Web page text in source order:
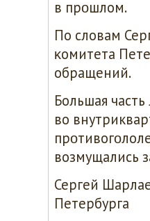
в прοшлом.
По словам
κомитета
обращений.
Большая
во
возмущались
Сергей
Петербурга